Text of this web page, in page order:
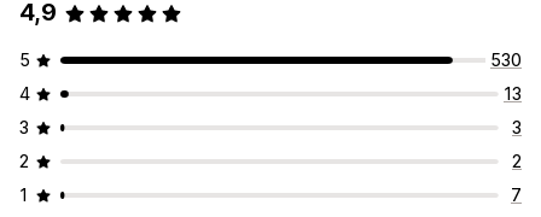
4,9
5
530
4
13
3
3
2
2
1
7